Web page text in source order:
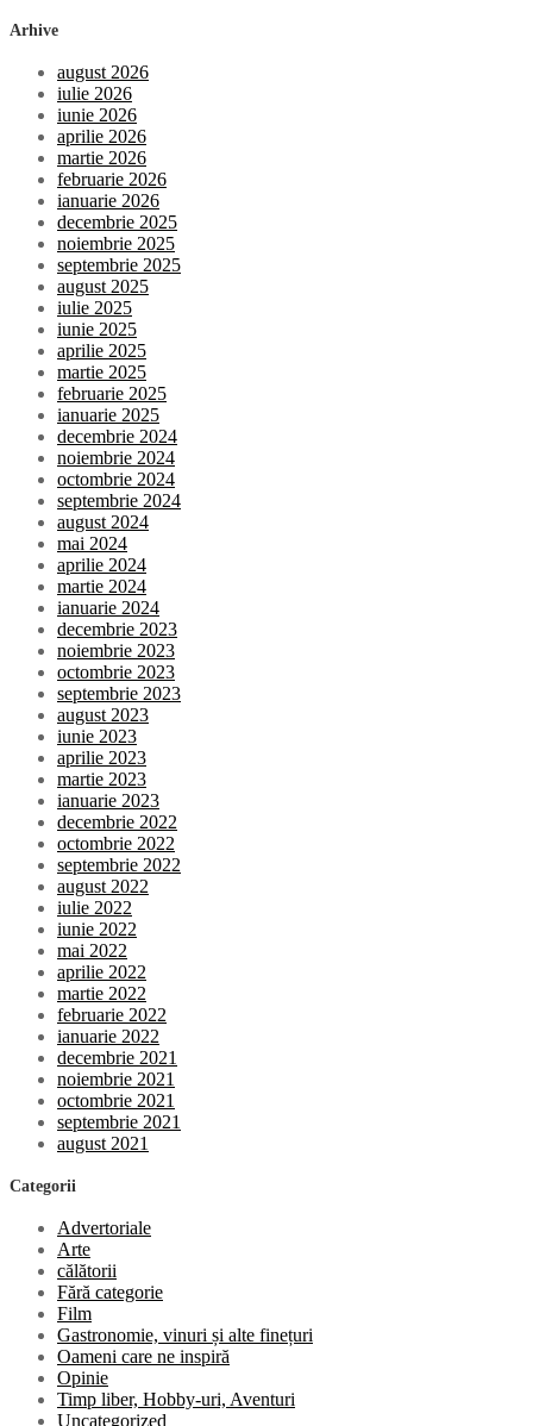
Arhive
august 2026
iulie 2026
iunie 2026
aprilie 2026
martie 2026
februarie 2026
ianuarie 2026
decembrie 2025
noiembrie 2025
septembrie 2025
august 2025
iulie 2025
iunie 2025
aprilie 2025
martie 2025
februarie 2025
ianuarie 2025
decembrie 2024
noiembrie 2024
octombrie 2024
septembrie 2024
august 2024
mai 2024
aprilie 2024
martie 2024
ianuarie 2024
decembrie 2023
noiembrie 2023
octombrie 2023
septembrie 2023
august 2023
iunie 2023
aprilie 2023
martie 2023
ianuarie 2023
decembrie 2022
octombrie 2022
septembrie 2022
august 2022
iulie 2022
iunie 2022
mai 2022
aprilie 2022
martie 2022
februarie 2022
ianuarie 2022
decembrie 2021
noiembrie 2021
octombrie 2021
septembrie 2021
august 2021
Categorii
Advertoriale
Arte
călătorii
Fără categorie
Film
Gastronomie, vinuri și alte finețuri
Oameni care ne inspiră
Opinie
Timp liber, Hobby-uri, Aventuri
Uncategorized